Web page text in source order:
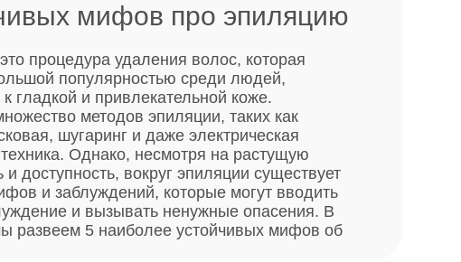
мифов про эпиляцию
процедура удаления волос, которая
популярностью среди людей,
гладкой и привлекательной коже.
методов эпиляции, таких как
шугаринг и даже электрическая
Однако, несмотря на растущую
и доступность, вокруг эпиляции существует
и заблуждений, которые могут вводить
и вызывать ненужные опасения. В
развеем 5 наиболее устойчивых мифов об